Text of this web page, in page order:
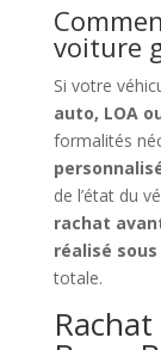
voiture
Si votre
auto, LOA
formalités
de l’état du
rachat
réalisé sous
totale.